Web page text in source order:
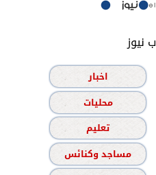
نيوز
اخبار
محليات
تعليم
مساجد وكنائس